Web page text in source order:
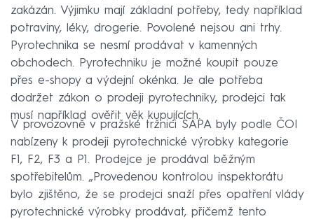
zakázán. Výjimku mají základní potřeby, tedy například
potraviny, léky, drogerie. Povolené nejsou ani trhy.
Pyrotechnika se nesmí prodávat v kamenných
obchodech. Pyrotechniku je možné koupit pouze
přes e-shopy a výdejní okénka. Je ale potřeba
dodržet zákon o prodeji pyrotechniky, prodejci tak
musí například ověřit věk kupujících.
V provozovně v pražské tržnici SAPA byly podle ČOI
nabízeny k prodeji pyrotechnické výrobky kategorie
F1, F2, F3 a P1. Prodejce je prodával běžným
spotřebitelům. „Provedenou kontrolou inspektorátu
bylo zjištěno, že se prodejci snaží přes opatření vlády
pyrotechnické výrobky prodávat, přičemž tento